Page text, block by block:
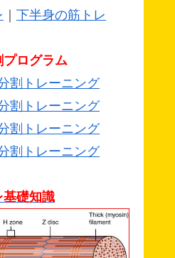
｜ 下半身の筋トレ
ログラム
割トレーニング
割トレーニング
割トレーニング
割トレーニング
基礎知識